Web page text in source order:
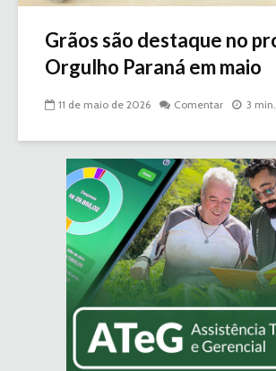
Grãos são destaque no
Orgulho Paraná em maio
11 de maio de 2026 Comentar 3